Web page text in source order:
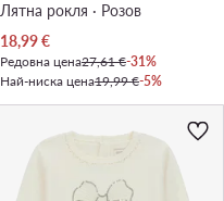
Лятна рокля · Розов
Актуална цена
18,99€
Редовна цена27,61 €-31%
Най-ниска цена19,99 €-5%